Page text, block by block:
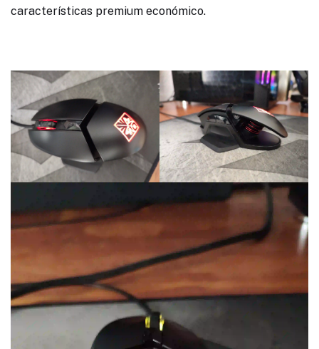
características premium económico.